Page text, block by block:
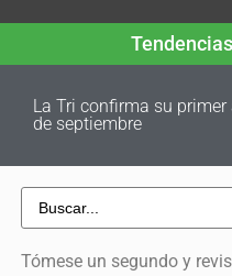
La Tri confirma su
de septiembre
Tómese un segundo y